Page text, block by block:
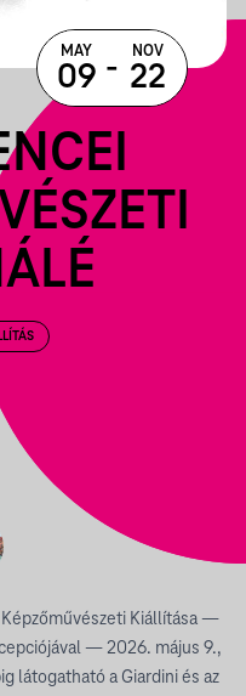
Képzőművészeti Kiállítása —
— 2026. május 9.,
látogatható a Giardini és az
MAY
09 - NOV
22